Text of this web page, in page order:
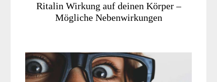
Ritalin Wirkung auf deinen Körper –
Mögliche Nebenwirkungen